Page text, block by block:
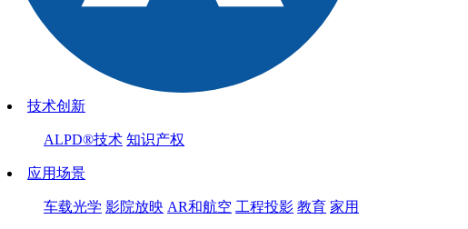
技术创新
ALPD®技术 知识产权
应用场景
车载光学 影院放映 AR和航空 工程投影 教育 家用